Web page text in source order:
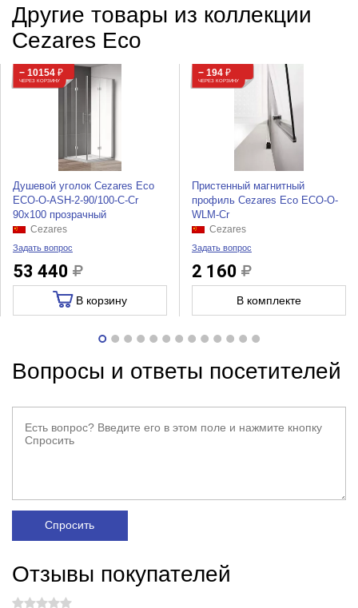
Другие товары из коллекции
Cezares Eco
− 10154 ₽
ЧЕРЕЗ КОРЗИНУ
Душевой уголок Cezares Eco
ECO-O-ASH-2-90/100-C-Cr
90x100 прозрачный
Cezares
Задать вопрос
53 440
В корзину
− 194 ₽
ЧЕРЕЗ КОРЗИНУ
Пристенный магнитный
профиль Cezares Eco ECO-O-
WLM-Cr
Cezares
Задать вопрос
2 160
В комплекте
Вопросы и ответы посетителей
Спросить
Отзывы покупателей